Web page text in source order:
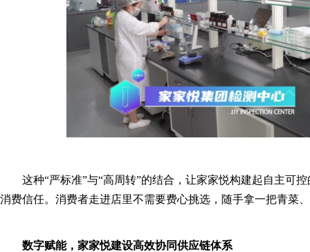
这种“严标准”与“高周转”的结合，让家家悦构建起自主可
消费信任。消费者走进店里不需要费心挑选，随手拿一把青菜
数字赋能， 家家悦建设高效协同供应链体系